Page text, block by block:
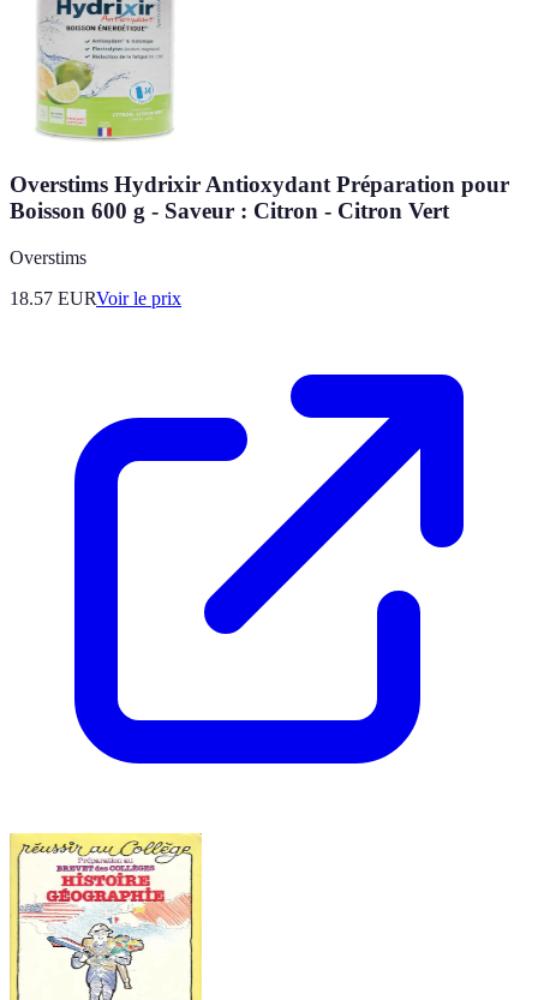
Overstims Hydrixir Antioxydant Préparation pour
Boisson 600 g - Saveur : Citron - Citron Vert
Overstims
18.57 EURVoir le prix